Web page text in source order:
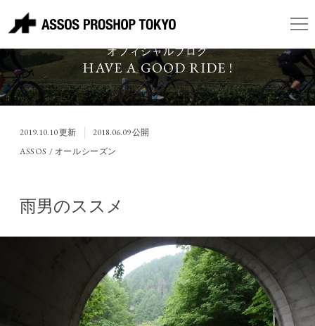
オフィシャルブログ
HAVE A GOOD RIDE !
2019.10.10更新 2018.06.09公開
ASSOS / オールシーズン
雨男のススメ